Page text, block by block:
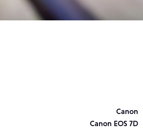
Canon
Canon EOS 7D